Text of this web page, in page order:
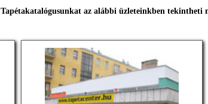
Tapétakatalógusunkat az alábbi üzleteinkben tekintheti